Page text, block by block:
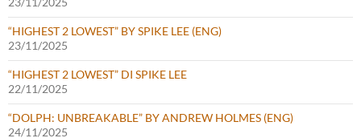
“HIGHEST 2 LOWEST” BY SPIKE LEE (ENG)
23/11/2025
“HIGHEST 2 LOWEST” DI SPIKE LEE
22/11/2025
“DOLPH: UNBREAKABLE” BY ANDREW HOLMES (ENG)
24/11/2025